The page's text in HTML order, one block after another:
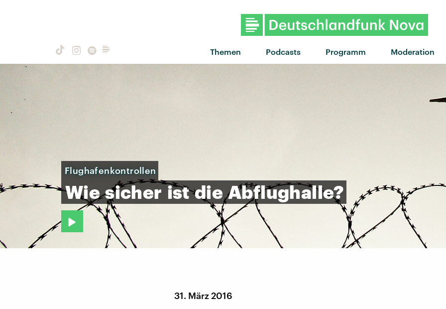
Themen Podcasts Programm Moderation
"Defibrillator" von The
Flughafenkontrollen
Wie sicher ist die Abflughalle?
31. März 2016